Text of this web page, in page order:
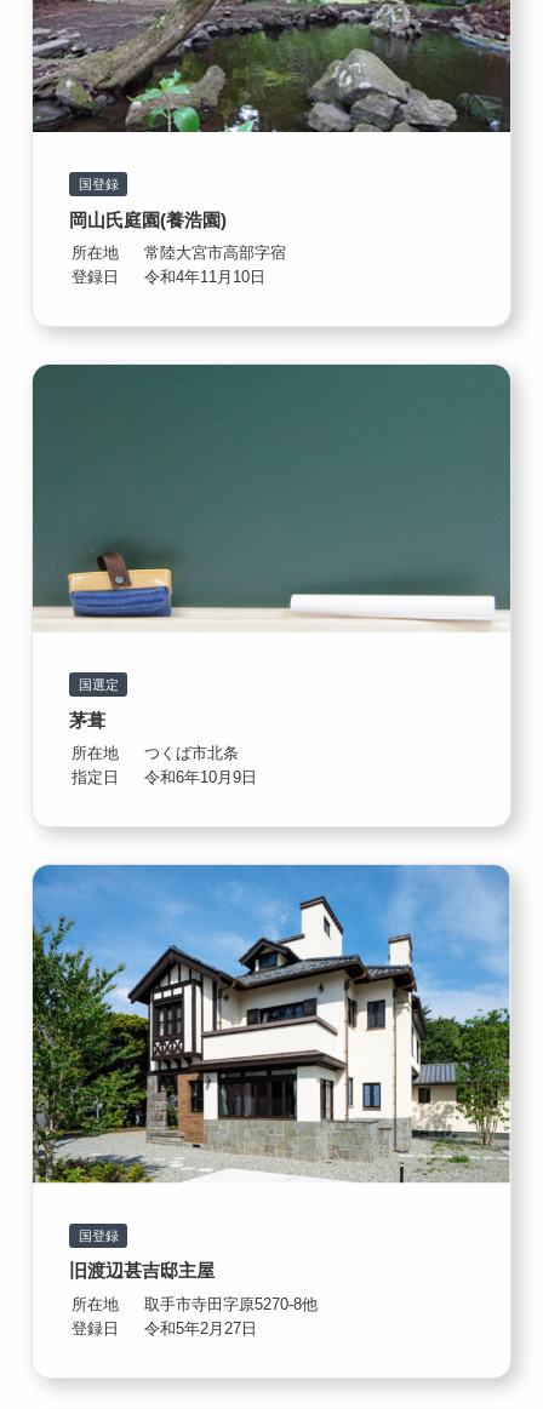
国登録
岡山氏庭園(養浩園)
所在地
常陸大宮市高部字宿
登録日
令和4年11月10日
国選定
茅葺
所在地
つくば市北条
指定日
令和6年10月9日
国登録
旧渡辺甚吉邸主屋
所在地
取手市寺田字原5270-8他
登録日
令和5年2月27日